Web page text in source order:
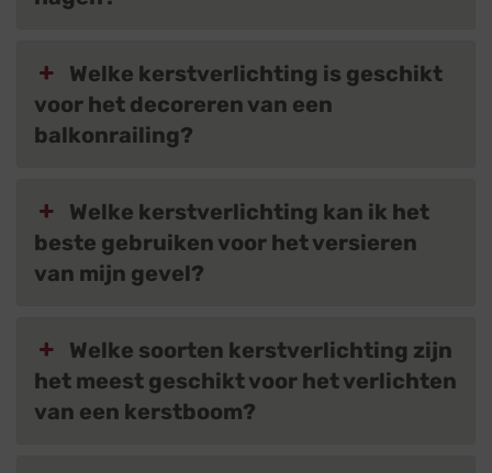
Welke kerstverlichting is geschikt
voor het decoreren van een
balkonrailing?
Welke kerstverlichting kan ik het
beste gebruiken voor het versieren
van mijn gevel?
Welke soorten kerstverlichting zijn
het meest geschikt voor het verlichten
van een kerstboom?